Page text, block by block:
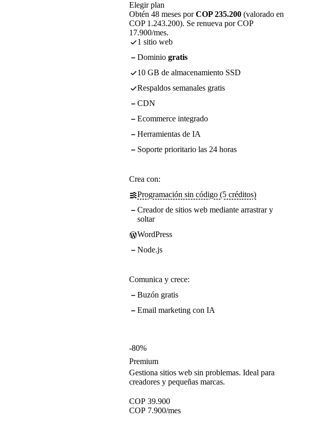
Elegir plan
Obtén 48 meses porCOP 235.200 (valorado en
COP 1.243.200). Se renueva por COP
17.900/mes.
1 sitio web
Dominio gratis
10 GB de almacenamiento SSD
Respaldos semanales gratis
CDN
Ecommerce integrado
Herramientas de IA
Soporte prioritario las 24 horas
Crea con:
Programación sin código (5 créditos)
Creador de sitios web mediante arrastrar y
soltar
WordPress
Node.js
Comunica y crece:
Buzón gratis
Email marketing con IA
-80%
Premium
Gestiona sitios web sin problemas. Ideal para
creadores y pequeñas marcas.
COP 39.900
COP 7.900/mes